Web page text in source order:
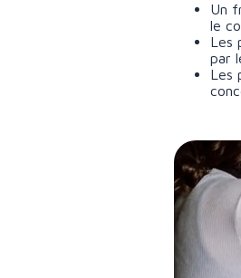
Un
le
Les
par
Les